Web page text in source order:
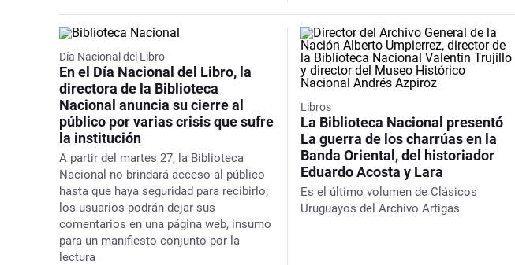
Día Nacional del Libro
En el Día Nacional del Libro, la
directora de la Biblioteca
Nacional anuncia su cierre al
público por varias crisis que sufre
la institución
A partir del martes 27, la Biblioteca
Nacional no brindará acceso al público
hasta que haya seguridad para recibirlo;
los usuarios podrán dejar sus
comentarios en una página web, insumo
para un manifiesto conjunto por la
lectura
Libros
La Biblioteca Nacional presentó
La guerra de los charrúas en la
Banda Oriental, del historiador
Eduardo Acosta y Lara
Es el último volumen de Clásicos
Uruguayos del Archivo Artigas